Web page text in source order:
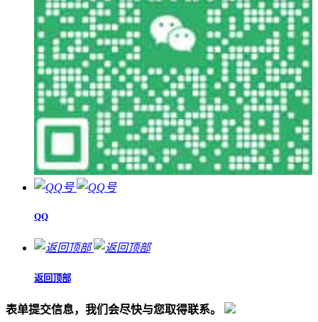
QQ
返回顶部
表单提交信息，我们会尽快与您取得联系。